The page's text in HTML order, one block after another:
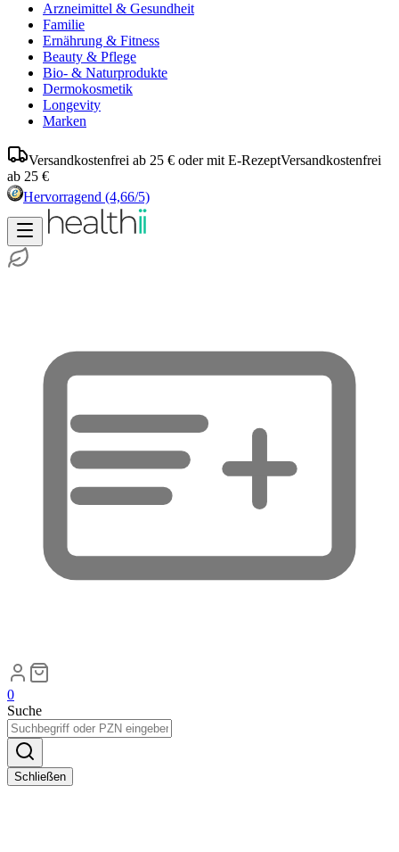
Arzneimittel & Gesundheit
Familie
Ernährung & Fitness
Beauty & Pflege
Bio- & Naturprodukte
Dermokosmetik
Longevity
Marken
Versandkostenfrei ab 25 € oder mit E-RezeptVersandkostenfrei
ab 25 €
Hervorragend (4,66/5)
0
Suche
Schließen